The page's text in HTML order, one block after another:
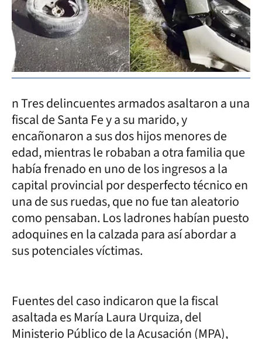
n Tres delincuentes armados asaltaron a una
fiscal de Santa Fe y a su marido, y
encañonaron a sus dos hijos menores de
edad, mientras le robaban a otra familia que
había frenado en uno de los ingresos a la
capital provincial por desperfecto técnico en
una de sus ruedas, que no fue tan aleatorio
como pensaban. Los ladrones habían puesto
adoquines en la calzada para así abordar a
sus potenciales víctimas.
Fuentes del caso indicaron que la fiscal
asaltada es María Laura Urquiza, del
Ministerio Público de la Acusación (MPA),